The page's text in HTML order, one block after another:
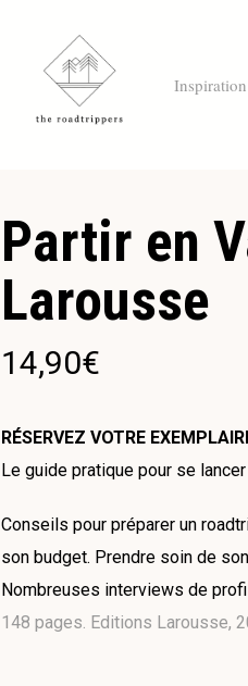
Inspiration
Partir en
Larousse
14,90€
RÉSERVEZ VOTRE
Le guide pratique pour se
Conseils pour préparer un
son budget. Prendre soin de
Nombreuses interviews de
148 pages. Editions Larousse,